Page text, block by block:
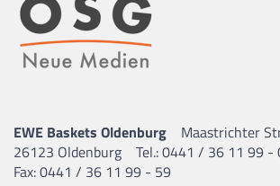
EWE Baskets Oldenburg
Maastrichter
26123 Oldenburg
Tel.: 0441 / 36 11 99 -
Fax: 0441 / 36 11 99 - 59